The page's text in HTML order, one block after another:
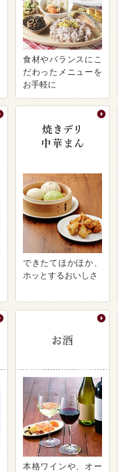
食材やバランスにこ
だわったメニューを
お手軽に
できたてほかほか、
ホッとするおいしさ
本格ワインや、オー